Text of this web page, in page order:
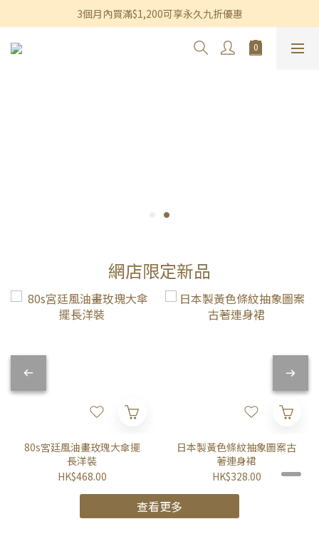
香港及澳門訂單滿$600即享免運費優惠
3個月內買滿$1,200可享永久九折優惠
香港及澳門訂單滿$600即享免運費優惠
網店限定新品
80s宮廷風油畫玫瑰大傘擺
長洋裝
HK$468.00
日本製黃色條紋抽象圖案古
著連身裙
HK$328.00
查看更多